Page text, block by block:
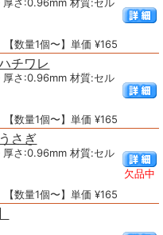
【数量1個〜】単価 ¥165
チワレ
厚さ:0.96mm 材質:セル
【数量1個〜】単価 ¥165
さぎ
厚さ:0.96mm 材質:セル
【数量1個〜】単価 ¥165
欠品中